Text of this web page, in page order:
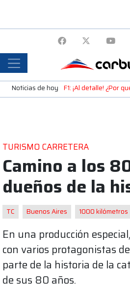
Noticias de hoy F1: ¡Al detalle! ¿Por
TURISMO CARRETERA
Camino a los
dueños de la
TC Buenos Aires 1000 kilómetros
En una producción
con varios protagonistas
parte de la historia de la
de sus 80 años.